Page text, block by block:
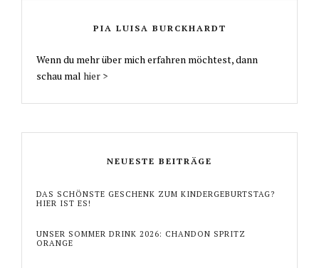
PIA LUISA BURCKHARDT
Wenn du mehr über mich erfahren möchtest, dann
schau mal hier >
NEUESTE BEITRÄGE
DAS SCHÖNSTE GESCHENK ZUM KINDERGEBURTSTAG?
HIER IST ES!
UNSER SOMMER DRINK 2026: CHANDON SPRITZ
ORANGE